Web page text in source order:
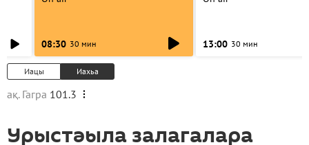
08:30 30 мин 13:00 30 мин
Иацы Иахьа
ақ. Гагра 101.3
Урыстәыла залагалара